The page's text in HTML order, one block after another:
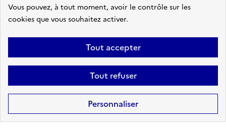
Vous pouvez, à tout moment, avoir le contrôle sur les
cookies que vous souhaitez activer.
Tout accepter
Tout refuser
Personnaliser